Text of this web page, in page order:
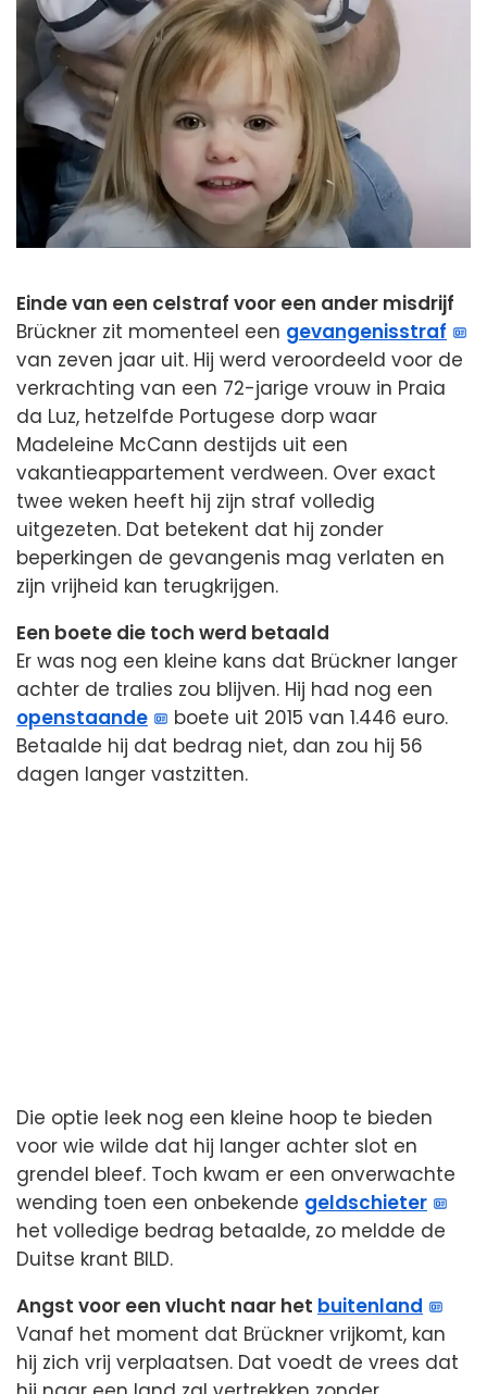
Einde van een celstraf voor een ander misdrijf
Brückner zit momenteel een gevangenisstraf
van zeven jaar uit. Hij werd veroordeeld voor de
verkrachting van een 72-jarige vrouw in Praia
da Luz, hetzelfde Portugese dorp waar
Madeleine McCann destijds uit een
vakantieappartement verdween. Over exact
twee weken heeft hij zijn straf volledig
uitgezeten. Dat betekent dat hij zonder
beperkingen de gevangenis mag verlaten en
zijn vrijheid kan terugkrijgen.
Een boete die toch werd betaald
Er was nog een kleine kans dat Brückner langer
achter de tralies zou blijven. Hij had nog een
openstaande
boete uit 2015 van 1.446 euro.
Betaalde hij dat bedrag niet, dan zou hij 56
dagen langer vastzitten.
Die optie leek nog een kleine hoop te bieden
voor wie wilde dat hij langer achter slot en
grendel bleef. Toch kwam er een onverwachte
wending toen een onbekende geldschieter
het volledige bedrag betaalde, zo meldde de
Duitse krant BILD.
Angst voor een vlucht naar het buitenland
Vanaf het moment dat Brückner vrijkomt, kan
hij zich vrij verplaatsen. Dat voedt de vrees dat